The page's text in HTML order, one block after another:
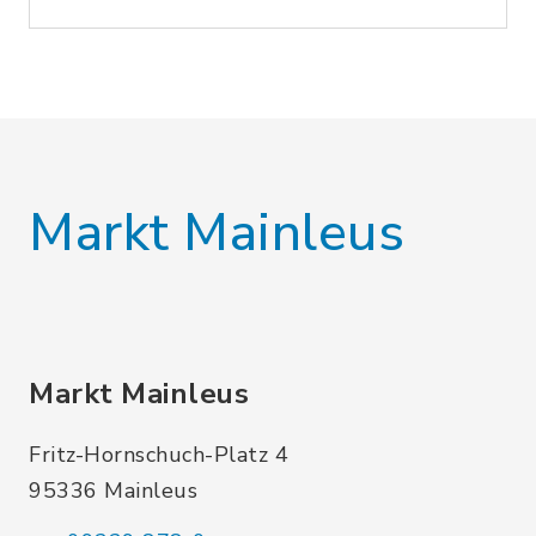
Markt Mainleus
Markt Mainleus
Fritz-Hornschuch-Platz 4
95336 Mainleus